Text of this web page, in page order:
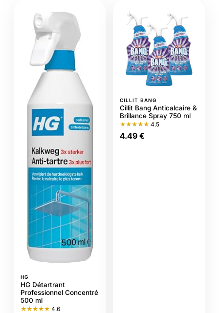
HG
HG Détartrant
Professionnel Concentré
500 ml
★★★★★ 4.6
CILLIT BANG
Cillit Bang Anticalcaire &
Brillance Spray 750 ml
★★★★★ 4.5
4.49 €